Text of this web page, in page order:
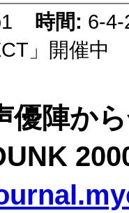
時間: 6-
」開催中
優陣か